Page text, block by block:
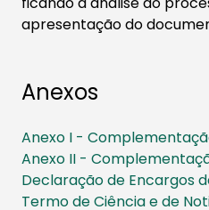
apresentação do
Anexos
Anexo I -
Anexo II -
Declaração de Encargos
Termo de Ciência e de